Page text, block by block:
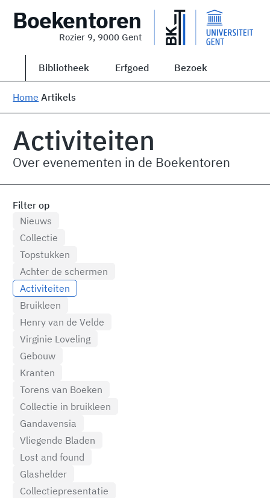
Boekentoren
Rozier 9, 9000 Gent
Bibliotheek Erfgoed Bezoek
Home Artikels
Activiteiten
Over evenementen in de Boekentoren
Filter op
Nieuws
Collectie
Topstukken
Achter de schermen
Activiteiten
Bruikleen
Henry van de Velde
Virginie Loveling
Gebouw
Kranten
Torens van Boeken
Collectie in bruikleen
Gandavensia
Vliegende Bladen
Lost and found
Glashelder
Collectiepresentatie